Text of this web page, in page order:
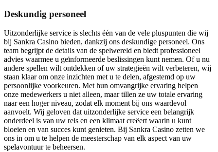
Deskundig personeel
Uitzonderlijke service is slechts één van de vele pluspunten die wij
bij Sankra Casino bieden, dankzij ons deskundige personeel. Ons
team begrijpt de details van de spelwereld en biedt professioneel
advies waarmee u geïnformeerde beslissingen kunt nemen. Of u nu
andere spellen wilt ontdekken of uw strategieën wilt verbeteren, wij
staan klaar om onze inzichten met u te delen, afgestemd op uw
persoonlijke voorkeuren. Met hun omvangrijke ervaring helpen
onze medewerkers u niet alleen, maar tillen ze uw totale ervaring
naar een hoger niveau, zodat elk moment bij ons waardevol
aanvoelt. Wij geloven dat uitzonderlijke service een belangrijk
onderdeel is van uw reis en een klimaat creëert waarin u kunt
bloeien en van succes kunt genieten. Bij Sankra Casino zetten we
ons in om u te helpen de meesterschap van elk aspect van uw
spelavontuur te beheersen.